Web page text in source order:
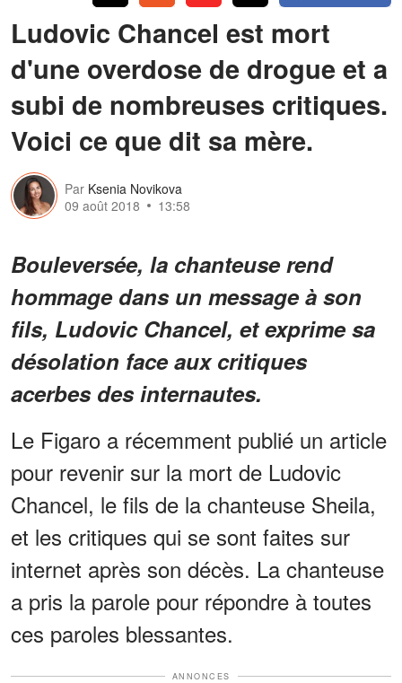
Ludovic Chancel est mort
d'une overdose de drogue et a
subi de nombreuses critiques.
Voici ce que dit sa mère.
Par Ksenia Novikova
09 août 2018
13:58
Bouleversée, la chanteuse rend
hommage dans un message à son
fils, Ludovic Chancel, et exprime sa
désolation face aux critiques
acerbes des internautes.
Le Figaro a récemment publié un article
pour revenir sur la mort de Ludovic
Chancel, le fils de la chanteuse Sheila,
et les critiques qui se sont faites sur
internet après son décès. La chanteuse
a pris la parole pour répondre à toutes
ces paroles blessantes.
ANNONCES